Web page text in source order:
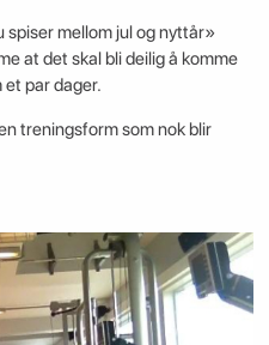
spiser mellom jul og nyttår»
at det skal bli deilig å komme
par dager.
treningsform som nok blir